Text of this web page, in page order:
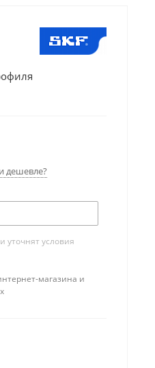
дешевле?
уточнят условия
магазина и